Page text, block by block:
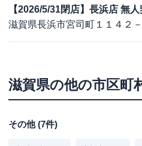
【2026/5/31閉店】長浜店 無
滋賀県長浜市宮司町１１４２
滋賀県の他の市区町
その他(7件)